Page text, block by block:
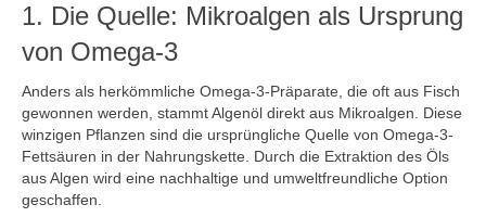
1. Die Quelle: Mikroalgen als Ursprung
von Omega-3
Anders als herkömmliche Omega-3-Präparate, die oft aus Fisch
gewonnen werden, stammt Algenöl direkt aus Mikroalgen. Diese
winzigen Pflanzen sind die ursprüngliche Quelle von Omega-3-
Fettsäuren in der Nahrungskette. Durch die Extraktion des Öls
aus Algen wird eine nachhaltige und umweltfreundliche Option
geschaffen.